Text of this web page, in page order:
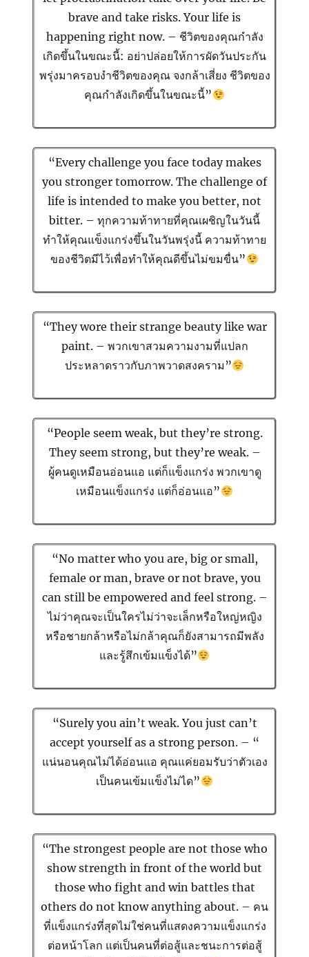
brave and take risks. Your life is
happening right now. – ชีวิตของคุณกำลัง
เกิดขึ้นในขณะนี้: อย่าปล่อยให้การผัดวันประกัน
พรุ่งมาครอบงำชีวิตของคุณ จงกล้าเสี่ยง ชีวิตของ
คุณกำลังเกิดขึ้นในขณะนี้”
“Every challenge you face today makes
you stronger tomorrow. The challenge of
life is intended to make you better, not
bitter. – ทุกความท้าทายที่คุณเผชิญในวันนี้
ทำให้คุณแข็งแกร่งขึ้นในวันพรุ่งนี้ ความท้าทาย
ของชีวิตมีไว้เพื่อทำให้คุณดีขึ้นไม่ขมขื่น”
“They wore their strange beauty like war
paint. – พวกเขาสวมความงามที่แปลก
ประหลาดราวกับภาพวาดสงคราม”
“People seem weak, but they’re strong.
They seem strong, but they’re weak. –
ผู้คนดูเหมือนอ่อนแอ แต่ก็แข็งแกร่ง พวกเขาดู
เหมือนแข็งแกร่ง แต่ก็อ่อนแอ”
“No matter who you are, big or small,
female or man, brave or not brave, you
can still be empowered and feel strong. –
ไม่ว่าคุณจะเป็นใครไม่ว่าจะเล็กหรือใหญ่หญิง
หรือชายกล้าหรือไม่กล้าคุณก็ยังสามารถมีพลัง
และรู้สึกเข้มแข็งได้”
“Surely you ain’t weak. You just can’t
accept yourself as a strong person. – “
แน่นอนคุณไม่ได้อ่อนแอ คุณแค่ยอมรับว่าตัวเอง
เป็นคนเข้มแข็งไม่ได”
“The strongest people are not those who
show strength in front of the world but
those who fight and win battles that
others do not know anything about. – คน
ที่แข็งแกร่งที่สุดไม่ใช่คนที่แสดงความแข็งแกร่ง
ต่อหน้าโลก แต่เป็นคนที่ต่อสู้และชนะการต่อสู้
Search